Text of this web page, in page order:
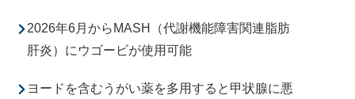
2026年6月からMASH（代謝機能障害関連脂肪
肝炎）にウゴービが使用可能
ヨードを含むうがい薬を多用すると甲状腺に悪